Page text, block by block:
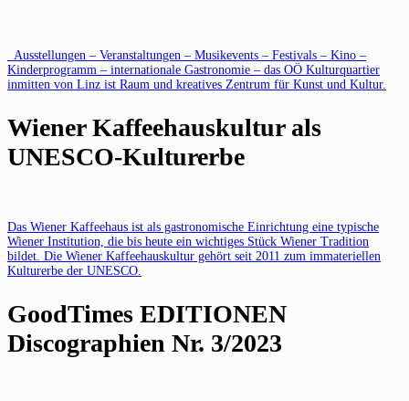
Ausstellungen – Veranstaltungen – Musikevents – Festivals – Kino –
Kinderprogramm – internationale Gastronomie – das OÖ Kulturquartier
inmitten von Linz ist Raum und kreatives Zentrum für Kunst und Kultur.
Wiener Kaffeehauskultur als
UNESCO-Kulturerbe
Das Wiener Kaffeehaus ist als gastronomische Einrichtung eine typische
Wiener Institution, die bis heute ein wichtiges Stück Wiener Tradition
bildet. Die Wiener Kaffeehauskultur gehört seit 2011 zum immateriellen
Kulturerbe der UNESCO.
GoodTimes EDITIONEN
Discographien Nr. 3/2023